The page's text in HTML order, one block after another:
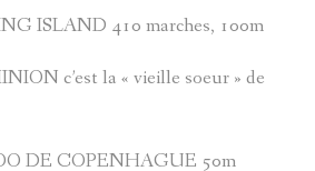
ISLAND 410 marches, 100m
c’est la « vieille soeur » de
DE COPENHAGUE 50m